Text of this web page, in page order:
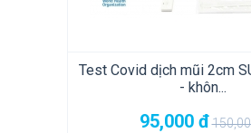
Test Covid dịch mũi 2cm
- khôn...
95,000 đ